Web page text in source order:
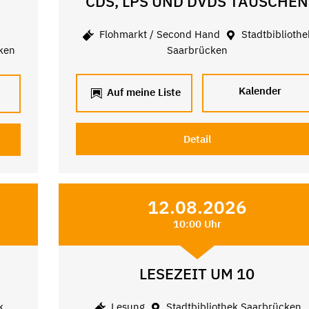
Flohmarkt / Second Hand
Saarbrücken
Auf meine Liste Kalender
Detail
12.08.2026
10:00 Uhr
LESEZEIT UM 10